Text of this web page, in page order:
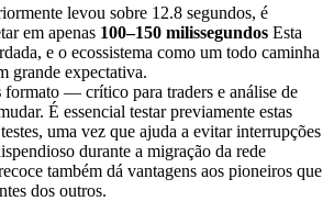
levou sobre 12.8 segundos, é
em apenas 100–150 milissegundos Esta
e o ecossistema como um todo caminha
grande expectativa.
formato — crítico para traders e análise de
É essencial testar previamente estas
uma vez que ajuda a evitar interrupções
durante a migração da rede
também dá vantagens aos pioneiros que
dos outros.